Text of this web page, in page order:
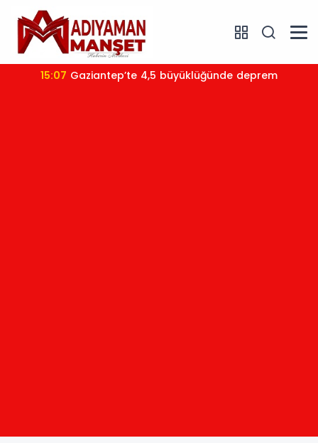
15:07 Gaziantep’te 4,5 büyüklüğünde deprem